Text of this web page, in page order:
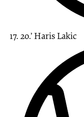
20.’HarisLakic